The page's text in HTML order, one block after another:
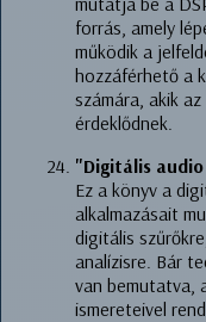
forrás, amely
működik a
hozzáférhető a
számára, akik
érdeklődnek.
"Digitális
Ez a könyv a
alkalmazásait
digitális
analízisre. Bár
van bemutatva,
ismereteivel